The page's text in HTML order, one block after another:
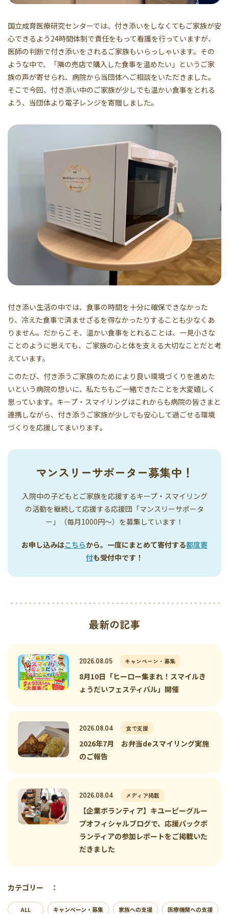
国立成育医療研究センターでは、付き添いをしなくてもご家族が安
心できるよう24時間体制で責任をもって看護を行っていますが、
医師の判断で付き添いをされるご家族もいらっしゃいます。その
ような中で、「隣の売店で購入した食事を温めたい」というご家
族の声が寄せられ、病院から当団体へご相談をいただきました。
そこで今回、付き添い中のご家族が少しでも温かい食事をとれる
よう、当団体より電子レンジを寄贈しました。
付き添い生活の中では、食事の時間を十分に確保できなかった
り、冷えた食事で済ませざるを得なかったりすることも少なくあ
りません。だからこそ、温かい食事をとれることは、一見小さな
ことのように思えても、ご家族の心と体を支える大切なことだと考
えています。
このたび、付き添うご家族のためにより良い環境づくりを進めた
いという病院の想いに、私たちもご一緒できたことを大変嬉しく
思っています。キープ・スマイリングはこれからも病院の皆さまと
連携しながら、付き添うご家族が少しでも安心して過ごせる環境
づくりを応援してまいります。
マンスリーサポーター募集中！
入院中の子どもとご家族を応援するキープ・スマイリング
の活動を継続して応援する応援団「マンスリーサポータ
ー」（毎月1000円〜）を募集しています！
お申し込みはこちらから。一度にまとめて寄付する都度寄
付も受付中です！
最新の記事
2026.08.05 キャンペーン・募集
8月10日「ヒーロー集まれ！スマイルき
ょうだいフェスティバル」開催
2026.08.04 食で支援
2026年7月 お弁当deスマイリング実施
のご報告
2026.08.04 メディア掲載
【企業ボランティア】キユーピーグルー
プオフィシャルブログで、応援パックボ
ランティアの参加レポートをご掲載いた
だきました
カテゴリー ：
ALL キャンペーン・募集 家族への支援 医療機関への支援